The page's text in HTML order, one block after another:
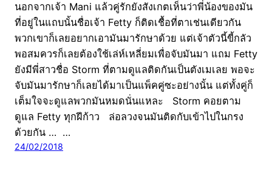
นอกจากเจ้า Mani แล้วคู่รักยังสังเกตเห็นว่าพี่น้องของมัน
ที่อยู่ในแถบนั้นชื่อเจ้า Fetty ก็ติดเชื้อที่ตาเช่นเดียวกัน
พวกเขาก็เลยอยากเอามันมารักษาด้วย แต่เจ้าตัวนี้ขี้กลัว
พอสมควรก็เลยต้องใช้เล่ห์เหลี่ยมเพื่อจับมันมา แถม Fetty
ยังมีพี่สาวชื่อ Storm ที่ตามดูแลติดกันเป็นตังเมเลย พอจะ
จับมันมารักษาก็เลยได้มาเป็นแพ็คคู่ซะอย่างนั้น แต่ทั้งคู่ก็
เต็มใจจะดูแลพวกมันหมดนั่นแหละ Storm คอยตาม
ดูแล Fetty ทุกฝีก้าว ล่อลวงจนมันติดกับเข้าไปในกรง
ด้วยกัน … …
24/02/2018